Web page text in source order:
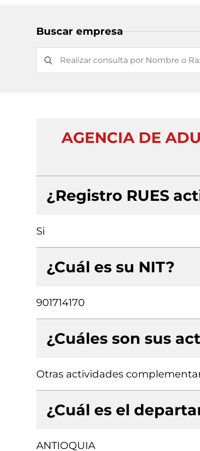
Buscar empresa
AGENCIA DE
¿Registro RUES
Si
¿Cuál es su NIT?
901714170
¿Cuáles son sus
Otras actividades
¿Cuál es el
ANTIOQUIA